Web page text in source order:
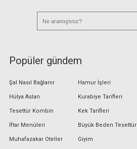
Popüler gündem
Şal Nasıl Bağlanır
Hülya Aslan
Tesettür Kombin
İftar Menüleri
Muhafazakar Oteller
Hamur İşleri
Kurabiye Tarifleri
Kek Tarifleri
Büyük Beden Tesettür
Giyim